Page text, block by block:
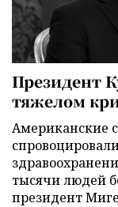
Президент
тяжелом
Американские
тысячи людей
президент